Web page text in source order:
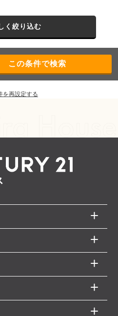
く絞り込む
を再設定する